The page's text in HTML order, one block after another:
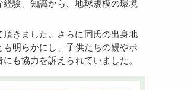
明らかにし、子供たちの親やボ
も協力を訴えられていました。